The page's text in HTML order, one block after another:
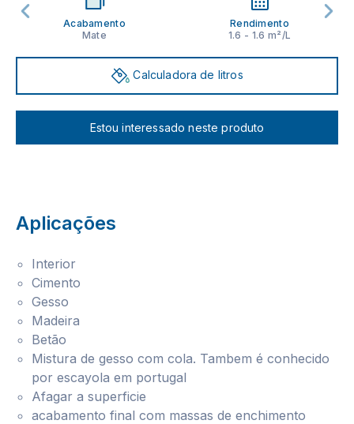
Acabamento
Mate
Rendimento
1.6 - 1.6 m²/L
Calculadora de litros
Estou interessado neste produto
Aplicações
Interior
Cimento
Gesso
Madeira
Betão
Mistura de gesso com cola. Tambem é conhecido
por escayola em portugal
Afagar a superficie
acabamento final com massas de enchimento